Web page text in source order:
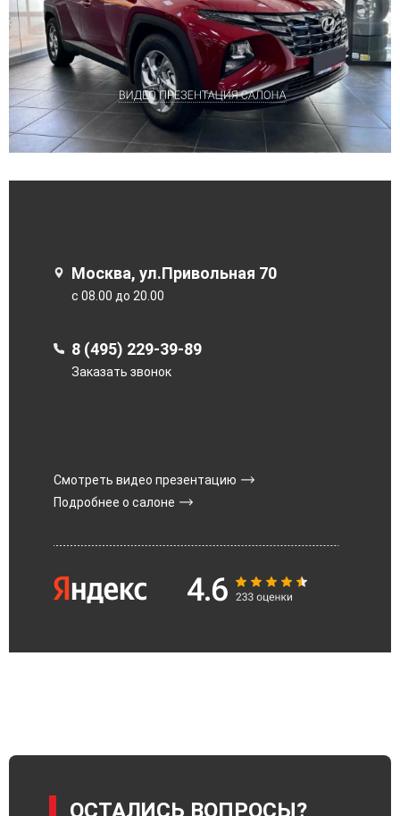
Москва, ул.Привольная 70
с 08.00 до 20.00
8 (495) 229-39-89
Заказать звонок
Смотреть видео презентацию
Подробнее о салоне
ОСТАЛИСЬ ВОПРОСЫ?